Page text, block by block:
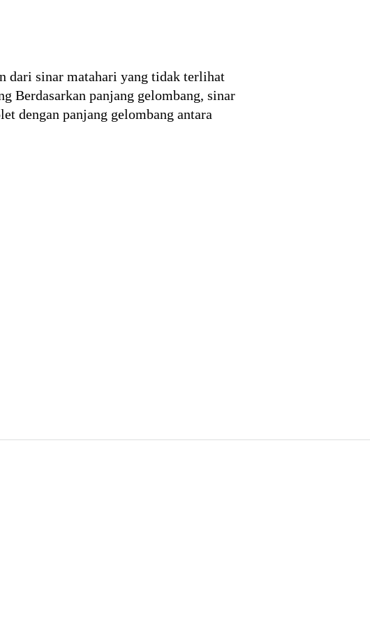
dari sinar matahari yang tidak terlihat
Berdasarkan panjang gelombang, sinar
dengan panjang gelombang antara